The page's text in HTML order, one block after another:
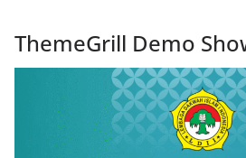
ThemeGrill Demo